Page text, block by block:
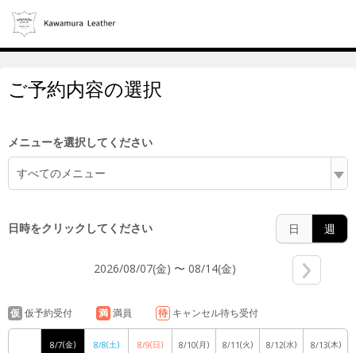
ご予約内容の選択
メニューを選択してください
すべてのメニュー
日時をクリックしてください 日 週
2026/08/07(金) 〜 08/14(金)
仮 仮予約受付 満 満員 待 キャンセル待ち受付
8/7(金) 8/8(土) 8/9(日) 8/10(月) 8/11(火) 8/12(水) 8/13(木)
7:00